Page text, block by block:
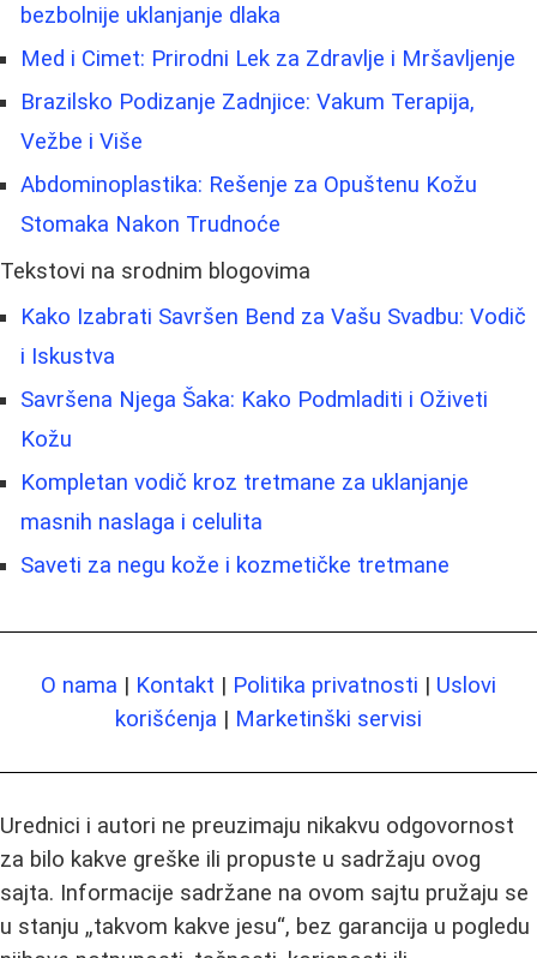
bezbolnije uklanjanje dlaka
Med i Cimet: Prirodni Lek za Zdravlje i Mršavljenje
Brazilsko Podizanje Zadnjice: Vakum Terapija,
Vežbe i Više
Abdominoplastika: Rešenje za Opuštenu Kožu
Stomaka Nakon Trudnoće
Tekstovi na srodnim blogovima
Kako Izabrati Savršen Bend za Vašu Svadbu: Vodič
i Iskustva
Savršena Njega Šaka: Kako Podmladiti i Oživeti
Kožu
Kompletan vodič kroz tretmane za uklanjanje
masnih naslaga i celulita
Saveti za negu kože i kozmetičke tretmane
O nama | Kontakt | Politika privatnosti | Uslovi
korišćenja | Marketinški servisi
Urednici i autori ne preuzimaju nikakvu odgovornost
za bilo kakve greške ili propuste u sadržaju ovog
sajta. Informacije sadržane na ovom sajtu pružaju se
u stanju „takvom kakve jesu“, bez garancija u pogledu